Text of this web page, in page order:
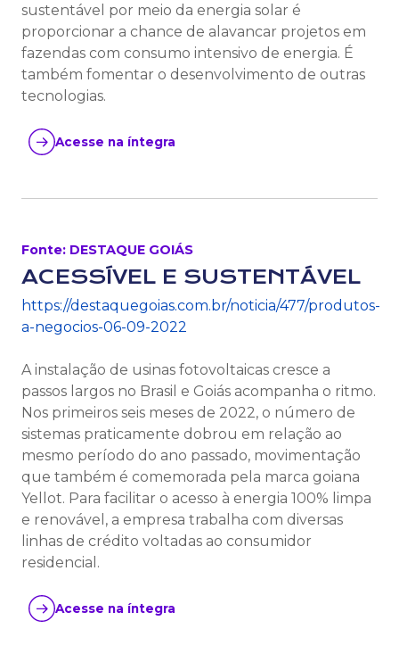
sustentável por meio da energia solar é
proporcionar a chance de alavancar projetos em
fazendas com consumo intensivo de energia. É
também fomentar o desenvolvimento de outras
tecnologias.
Acesse na íntegra
Fonte: DESTAQUE GOIÁS
ACESSÍVEL E SUSTENTÁVEL
https://destaquegoias.com.br/noticia/477/produtos-
a-negocios-06-09-2022
A instalação de usinas fotovoltaicas cresce a
passos largos no Brasil e Goiás acompanha o ritmo.
Nos primeiros seis meses de 2022, o número de
sistemas praticamente dobrou em relação ao
mesmo período do ano passado, movimentação
que também é comemorada pela marca goiana
Yellot. Para facilitar o acesso à energia 100% limpa
e renovável, a empresa trabalha com diversas
linhas de crédito voltadas ao consumidor
residencial.
Acesse na íntegra